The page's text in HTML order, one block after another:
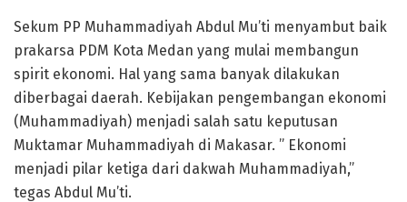
Sekum PP Muhammadiyah Abdul Mu’ti menyambut baik
prakarsa PDM Kota Medan yang mulai membangun
spirit ekonomi. Hal yang sama banyak dilakukan
diberbagai daerah. Kebijakan pengembangan ekonomi
(Muhammadiyah) menjadi salah satu keputusan
Muktamar Muhammadiyah di Makasar. ” Ekonomi
menjadi pilar ketiga dari dakwah Muhammadiyah,”
tegas Abdul Mu’ti.